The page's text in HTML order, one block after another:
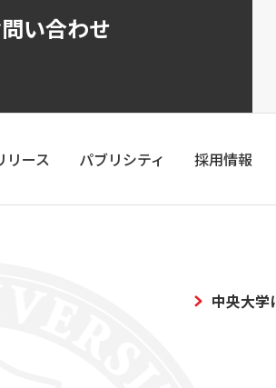
い合わせ
リース パブリシティ 採用情報
中央大学